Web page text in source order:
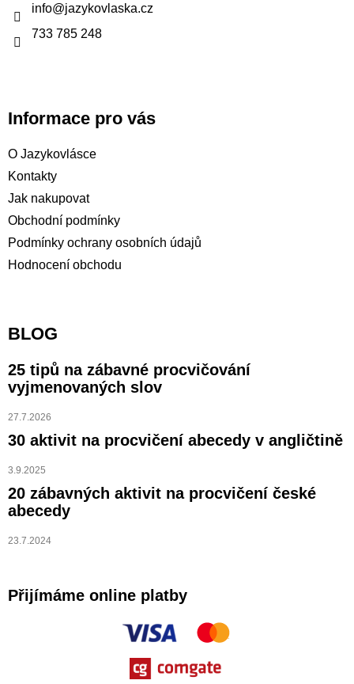
info@jazykovlaska.cz
733 785 248
Informace pro vás
O Jazykovlásce
Kontakty
Jak nakupovat
Obchodní podmínky
Podmínky ochrany osobních údajů
Hodnocení obchodu
BLOG
25 tipů na zábavné procvičování
vyjmenovaných slov
27.7.2026
30 aktivit na procvičení abecedy v angličtině
3.9.2025
20 zábavných aktivit na procvičení české
abecedy
23.7.2024
Přijímáme online platby